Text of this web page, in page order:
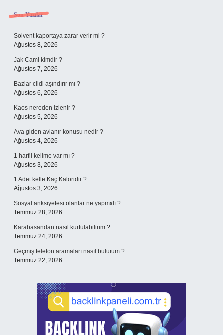
Sidebar
Son Yazılar
Solvent kaportaya zarar verir mi ?
Ağustos 8, 2026
Jak Cami kimdir ?
Ağustos 7, 2026
Bazlar cildi aşındırır mı ?
Ağustos 6, 2026
Kaos nereden izlenir ?
Ağustos 5, 2026
Ava giden avlanır konusu nedir ?
Ağustos 4, 2026
1 harfli kelime var mı ?
Ağustos 3, 2026
1 Adet kelle Kaç Kaloridir ?
Ağustos 3, 2026
Sosyal anksiyetesi olanlar ne yapmalı ?
Temmuz 28, 2026
Karabasandan nasıl kurtulabilirim ?
Temmuz 24, 2026
Geçmiş telefon aramaları nasıl bulurum ?
Temmuz 22, 2026